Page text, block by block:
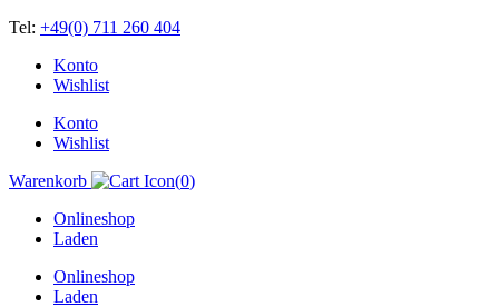
Tel: +49(0) 711 260 404
Skip
Konto
Wishlist
Konto
Wishlist
Warenkorb
(0)
Onlineshop
Laden
Onlineshop
Laden